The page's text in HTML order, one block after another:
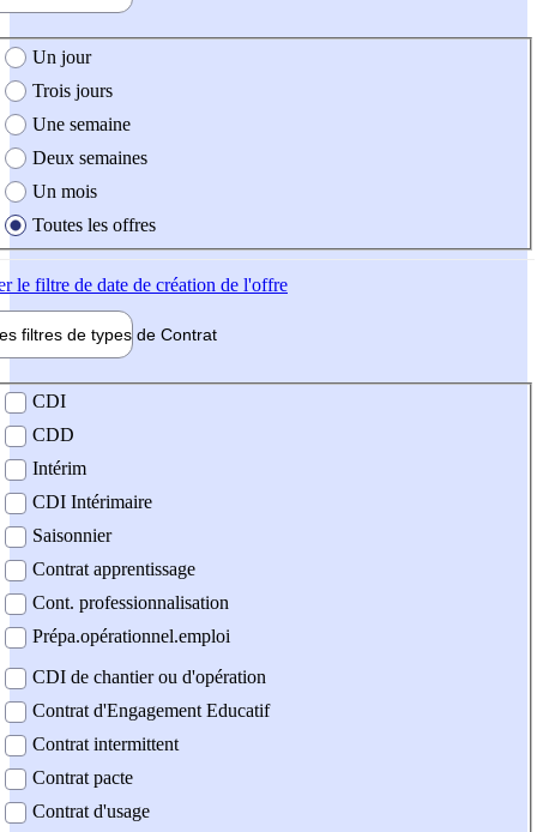
création de l'offre
Un jour
Trois jours
Une semaine
Deux semaines
Un mois
Toutes les offres
le filtre de date de création de l'offre
filtres de types de Contrat
contrat
CDI
CDD
Intérim
CDI Intérimaire
Saisonnier
Contrat apprentissage
Cont. professionnalisation
Prépa.opérationnel.emploi
CDI de chantier ou d'opération
Contrat d'Engagement Educatif
Contrat intermittent
Contrat pacte
Contrat d'usage